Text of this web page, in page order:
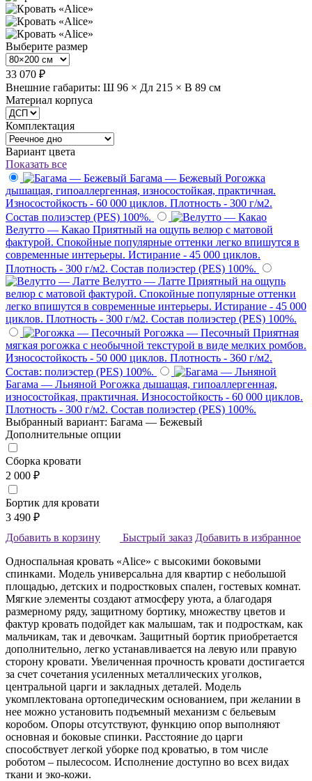
Выберите размер
33 070 ₽
Внешние габариты: Ш 96 × Дл 215 × В 89 см
Материал корпуса
Комплектация
Вариант цвета
Показать все
Багама — Бежевый Рогожка
дышащая, гипоаллергенная, износостойкая, практичная.
Износостойкость - 60 000 циклов. Плотность - 300 г/м2.
Состав полиэстер (PES) 100%.
Велутто — Какао Приятный на ощупь велюр с матовой
фактурой. Спокойные популярные оттенки легко впишутся в
современные интерьеры. Истирание - 45 000 циклов.
Плотность - 300 г/м2. Состав полиэстер (PES) 100%.
Велутто — Латте Приятный на ощупь
велюр с матовой фактурой. Спокойные популярные оттенки
легко впишутся в современные интерьеры. Истирание - 45 000
циклов. Плотность - 300 г/м2. Состав полиэстер (PES) 100%.
Рогожка — Песочный Приятная
мягкая рогожка с необычной текстурой в виде мелких ромбов.
Износостойкость - 50 000 циклов. Плотность - 360 г/м2.
Состав: полиэстер (PES) 100%.
Багама — Льняной Рогожка дышащая, гипоаллергенная,
износостойкая, практичная. Износостойкость - 60 000 циклов.
Плотность - 300 г/м2. Состав полиэстер (PES) 100%.
Выбранный вариант: Багама — Бежевый
Дополнительные опции
Сборка кровати
2 000 ₽
Бортик для кровати
3 490 ₽
Добавить в корзину
Быстрый заказ Добавить в избранное
Односпальная кровать «Alice» с высокими боковыми
спинками. Модель универсальна для квартир с небольшой
площадью, детских и подростковых спален, гостевых комнат.
Мягкие элементы создают атмосферу уюта, а благодаря
размерному ряду, защитному бортику, множеству цветов и
фактур кровать подойдет как малышам, так и подросткам, как
мальчикам, так и девочкам. Защитный бортик приобретается
дополнительно, легко устанавливается на левую или правую
сторону кровати. Увеличенная прочность кровати достигается
за счет сочетания усиленных металлических уголков,
центральной царги и закладных деталей. Модель
укомплектована ортопедическим основанием, при желании в
нее можно установить подъемный механизм с бельевым
коробом. Опоры отсутствуют, функцию опор выполняют
основная и боковые спинки. Расстояние до царги
способствует легкой уборке под кроватью, в том числе
роботом – пылесосом. Исполнение доступно во всех видах
ткани и эко-кожи.